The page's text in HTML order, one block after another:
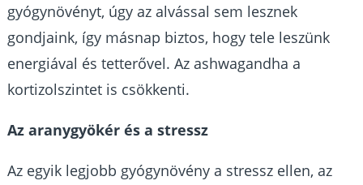
gyógynövényt, úgy az alvással sem lesznek
gondjaink, így másnap biztos, hogy tele leszünk
energiával és tetterővel. Az ashwagandha a
kortizolszintet is csökkenti.
Az aranygyökér és a stressz
Az egyik legjobb gyógynövény a stressz ellen, az